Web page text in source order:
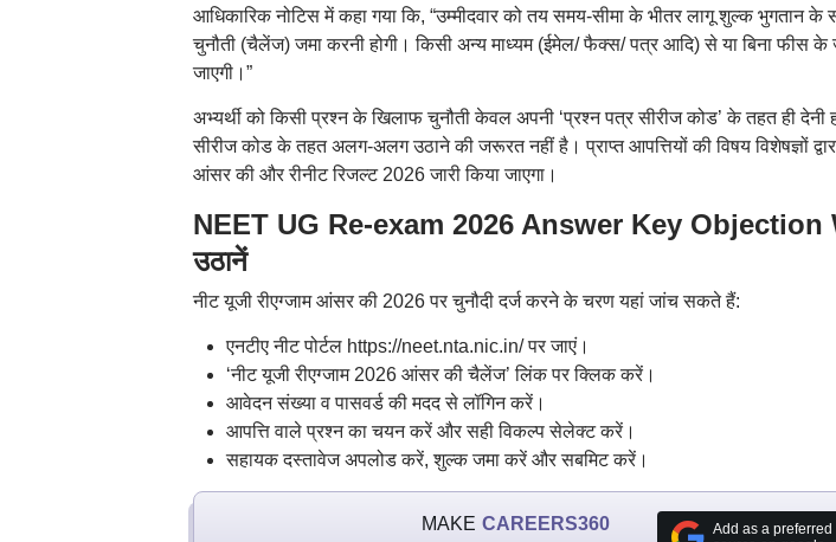
आधिकारिक नोटिस में कहा गया कि, “उम्मीदवार को तय समय-सीमा के भीतर लागू शुल्क भुगतान
चुनौती (चैलेंज) जमा करनी होगी। किसी अन्य माध्यम (ईमेल/ फैक्स/ पत्र आदि) से या बिना फीस के
जाएगी।”
अभ्यर्थी को किसी प्रश्न के खिलाफ चुनौती केवल अपनी ‘प्रश्न पत्र सीरीज कोड’ के तहत ही
सीरीज कोड के तहत अलग-अलग उठाने की जरूरत नहीं है। प्राप्त आपत्तियों की विषय विशेषज्ञों
आंसर की और रीनीट रिजल्ट 2026 जारी किया जाएगा।
NEET UG Re-exam 2026 Answer Key Objection
उठानें
नीट यूजी रीएग्जाम आंसर की 2026 पर चुनौदी दर्ज करने के चरण यहां जांच सकते हैं:
एनटीए नीट पोर्टल https://neet.nta.nic.in/ पर जाएं।
‘नीट यूजी रीएग्जाम 2026 आंसर की चैलेंज’ लिंक पर क्लिक करें।
आवेदन संख्या व पासवर्ड की मदद से लॉगिन करें।
आपत्ति वाले प्रश्न का चयन करें और सही विकल्प सेलेक्ट करें।
सहायक दस्तावेज अपलोड करें, शुल्क जमा करें और सबमिट करें।
MAKE CAREERS360
Add as a preferred